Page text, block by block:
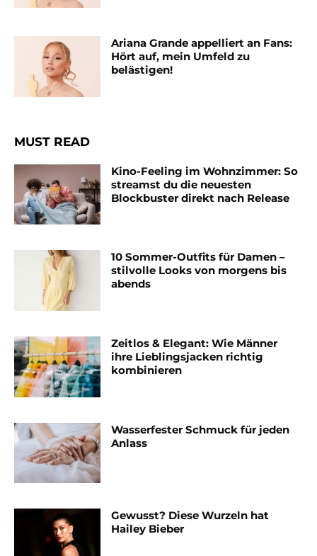
Ariana Grande appelliert an Fans:
Hört auf, mein Umfeld zu
belästigen!
MUST READ
Kino-Feeling im Wohnzimmer: So
streamst du die neuesten
Blockbuster direkt nach Release
10 Sommer-Outfits für Damen –
stilvolle Looks von morgens bis
abends
Zeitlos & Elegant: Wie Männer
ihre Lieblingsjacken richtig
kombinieren
Wasserfester Schmuck für jeden
Anlass
Gewusst? Diese Wurzeln hat
Hailey Bieber